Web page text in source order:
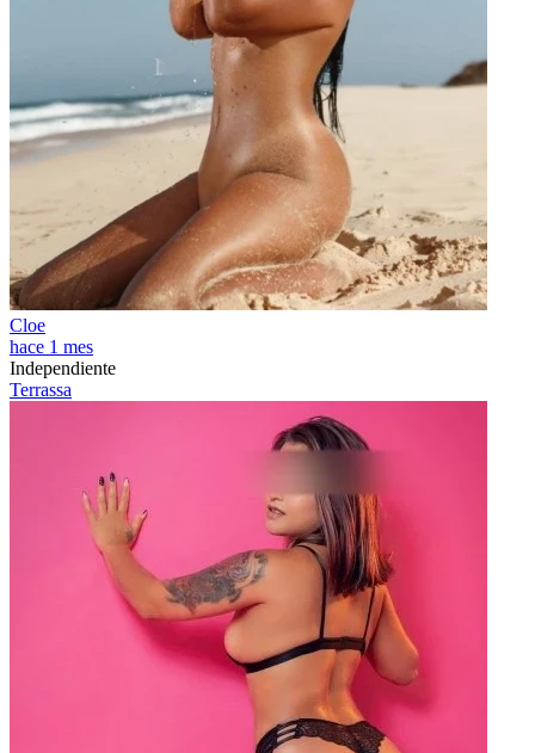
Cloe
hace 1 mes
Independiente
Terrassa